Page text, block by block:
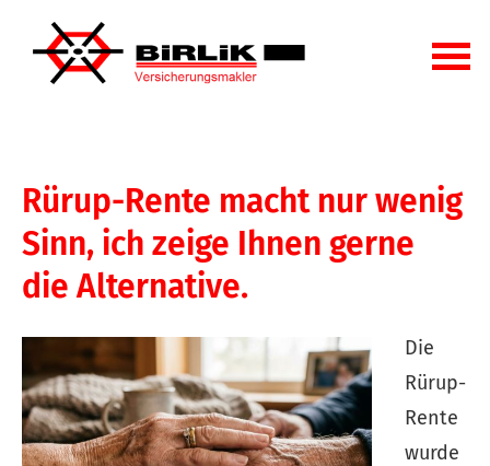
Rürup-Rente macht nur wenig
Sinn, ich zeige Ihnen gerne
die Alternative.
Die
Rürup-
Rente
wurde